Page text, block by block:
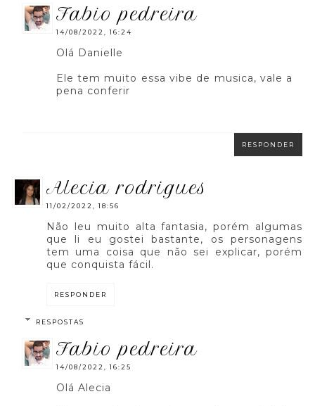
fabio pedreira
14/08/2022, 16:24
Olá Danielle
Ele tem muito essa vibe de musica, vale a
pena conferir
RESPONDER
alecia rodrigues
11/02/2022, 18:56
Não leu muito alta fantasia, porém algumas
que li eu gostei bastante, os personagens
tem uma coisa que não sei explicar, porém
que conquista fácil.
RESPONDER
RESPOSTAS
fabio pedreira
14/08/2022, 16:25
Olá Alecia